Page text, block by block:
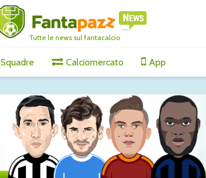
Tutte le news sul fantacalcio
Squadre Calciomercato App